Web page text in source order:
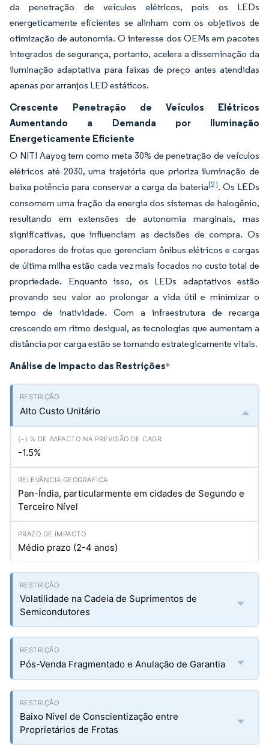
da penetração de veículos elétricos, pois os LEDs
energeticamente eficientes se alinham com os objetivos de
otimização de autonomia. O interesse dos OEMs em pacotes
integrados de segurança, portanto, acelera a disseminação da
iluminação adaptativa para faixas de preço antes atendidas
apenas por arranjos LED estáticos.
Crescente Penetração de Veículos Elétricos
Aumentando a Demanda por Iluminação
Energeticamente Eficiente
O NITI Aayog tem como meta 30% de penetração de veículos
elétricos até 2030, uma trajetória que prioriza iluminação de
baixa potência para conservar a carga da bateria[2]. Os LEDs
consomem uma fração da energia dos sistemas de halogênio,
resultando em extensões de autonomia marginais, mas
significativas, que influenciam as decisões de compra. Os
operadores de frotas que gerenciam ônibus elétricos e cargas
de última milha estão cada vez mais focados no custo total de
propriedade. Enquanto isso, os LEDs adaptativos estão
provando seu valor ao prolongar a vida útil e minimizar o
tempo de inatividade. Com a infraestrutura de recarga
crescendo em ritmo desigual, as tecnologias que aumentam a
distância por carga estão se tornando estrategicamente vitais.
Análise de Impacto das Restrições*
Alto Custo Unitário
-1.5%
Pan-Índia, particularmente em cidades de Segundo e
Terceiro Nível
Médio prazo (2-4 anos)
Volatilidade na Cadeia de Suprimentos de
Semicondutores
Pós-Venda Fragmentado e Anulação de Garantia
Baixo Nível de Conscientização entre
Proprietários de Frotas